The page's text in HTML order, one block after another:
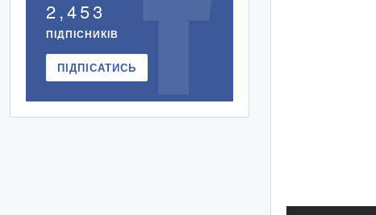
2,453
ПІДПІСНИКІВ
ПІДПІСАТИСЬ